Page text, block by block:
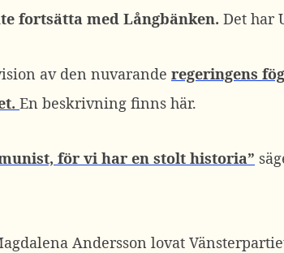
fortsätta med Långbänken. Det har
av den nuvarande regeringens
En beskrivning finns här.
för vi har en stolt historia”
Andersson lovat